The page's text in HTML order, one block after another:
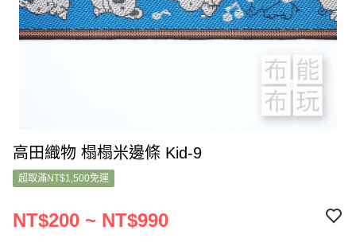
高田織物 榻榻米邊條 Kid-9
超取滿NT$1,500免運
NT$200 ~ NT$990